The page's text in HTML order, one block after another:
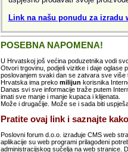
Link na našu ponudu za izradu
POSEBNA NAPOMENA!
U Hrvatskoj još većina poduzetnika vodi
Otvori trgovinu, podjeli vizitke i daje oglase
poslovanjem svaki dan se zatvara sve
Hrvatska ima preko milijun korisnika
Danas svi sve informacije traže putem
imati sve manje i manje kupaca i klijenata.
Može i drugačije. Može se i sada biti
Pratite ovaj link i saznajte
Poslovni forum d.o.o. izrađuje CMS web
aplikacije su web programi prilagođeni
administracijskog sučelja na web stranice.